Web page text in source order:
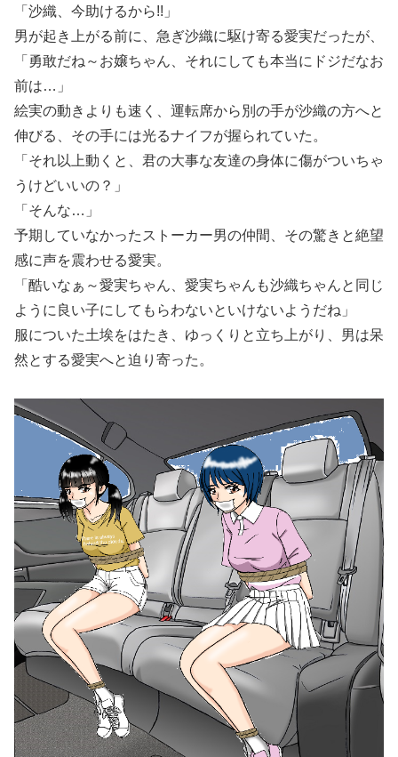
「沙織、今助けるから!!」
男が起き上がる前に、急ぎ沙織に駆け寄る愛実だったが、
「勇敢だね～お嬢ちゃん、それにしても本当にドジだなお
前は…」
絵実の動きよりも速く、運転席から別の手が沙織の方へと
伸びる、その手には光るナイフが握られていた。
「それ以上動くと、君の大事な友達の身体に傷がついちゃ
うけどいいの？」
「そんな…」
予期していなかったストーカー男の仲間、その驚きと絶望
感に声を震わせる愛実。
「酷いなぁ～愛実ちゃん、愛実ちゃんも沙織ちゃんと同じ
ように良い子にしてもらわないといけないようだね」
服についた土埃をはたき、ゆっくりと立ち上がり、男は呆
然とする愛実へと迫り寄った。